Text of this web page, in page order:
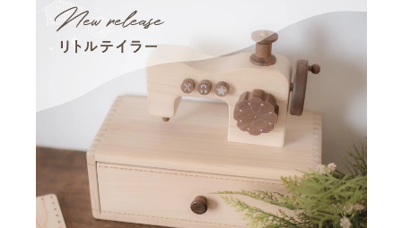
『お月様が待ってるよ！』 『頑張れ〜』
見たい、聞きたい、さわりたい！
赤ちゃんのこころくすぐる、 はじめてミラーラトル
です
◎ぜひ、目と目を合わせて、 声をかけながらやり取
りをしてみてください
◆木型遊び 引き出しには、木型が入っています。
自由な発想で縫ったり、つないだり… お手持ちのリ
ボンや毛糸でアレンジも